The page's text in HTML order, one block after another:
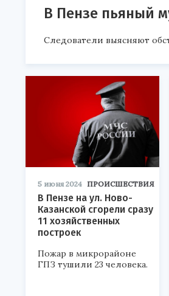
В Пензе пьяный
Следователи выясняют
5 июня 2024 ПРОИСШЕСТВИЯ
В Пензе на ул. Ново-
Казанской сгорели сразу
11 хозяйственных
построек
Пожар в микрорайоне
ГПЗ тушили 23 человека.